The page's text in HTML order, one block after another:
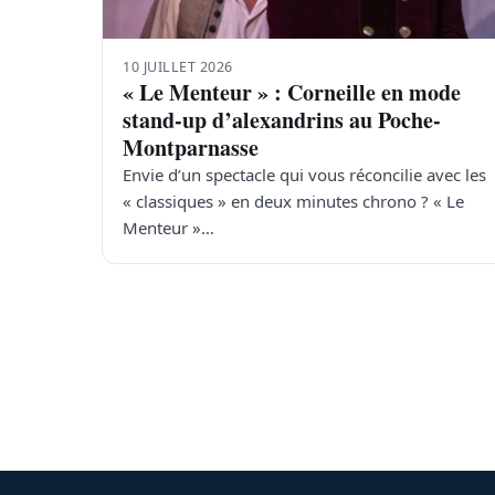
10 JUILLET 2026
« Le Menteur » : Corneille en mode
stand-up d’alexandrins au Poche-
Montparnasse
Envie d’un spectacle qui vous réconcilie avec les
« classiques » en deux minutes chrono ? « Le
Menteur »…